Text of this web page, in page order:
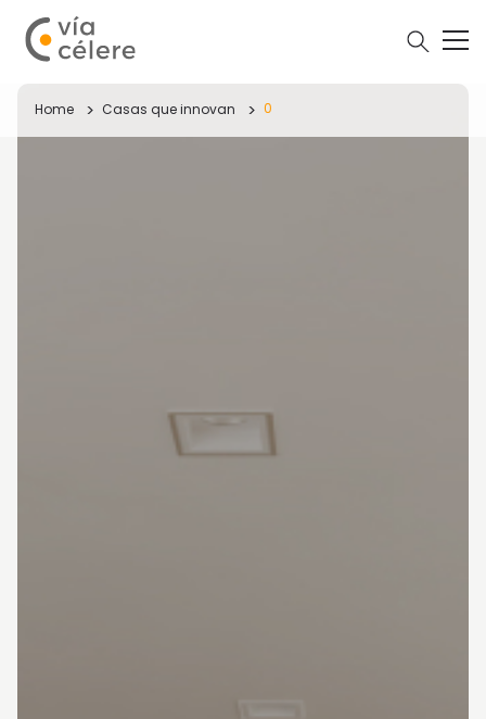
Home Casas que innovan 0